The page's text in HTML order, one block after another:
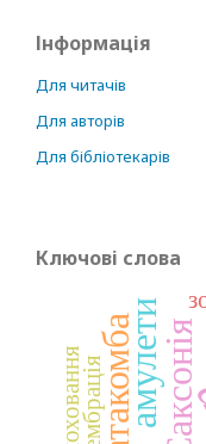
Інформація
Для читачів
Для авторів
Для бібліотекарів
Ключові слова
амулети
катакомбаСаксонія